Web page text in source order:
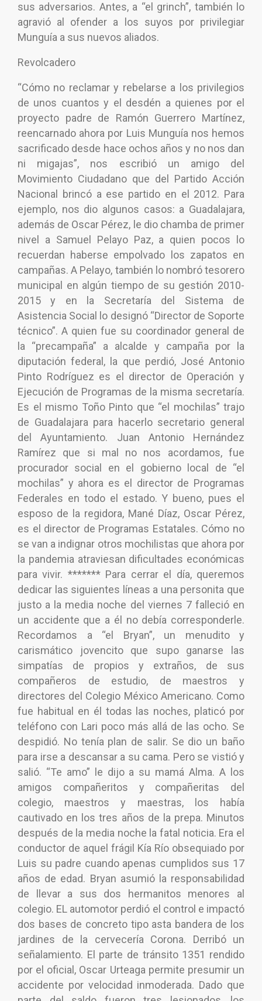
sus adversarios. Antes, a “el grinch”, también lo
agravió al ofender a los suyos por privilegiar
Munguía a sus nuevos aliados.
Revolcadero
“Cómo no reclamar y rebelarse a los privilegios
de unos cuantos y el desdén a quienes por el
proyecto padre de Ramón Guerrero Martínez,
reencarnado ahora por Luis Munguía nos hemos
sacrificado desde hace ochos años y no nos dan
ni migajas”, nos escribió un amigo del
Movimiento Ciudadano que del Partido Acción
Nacional brincó a ese partido en el 2012. Para
ejemplo, nos dio algunos casos: a Guadalajara,
además de Oscar Pérez, le dio chamba de primer
nivel a Samuel Pelayo Paz, a quien pocos lo
recuerdan haberse empolvado los zapatos en
campañas. A Pelayo, también lo nombró tesorero
municipal en algún tiempo de su gestión 2010-
2015 y en la Secretaría del Sistema de
Asistencia Social lo designó “Director de Soporte
técnico”. A quien fue su coordinador general de
la “precampaña” a alcalde y campaña por la
diputación federal, la que perdió, José Antonio
Pinto Rodríguez es el director de Operación y
Ejecución de Programas de la misma secretaría.
Es el mismo Toño Pinto que “el mochilas” trajo
de Guadalajara para hacerlo secretario general
del Ayuntamiento. Juan Antonio Hernández
Ramírez que si mal no nos acordamos, fue
procurador social en el gobierno local de “el
mochilas” y ahora es el director de Programas
Federales en todo el estado. Y bueno, pues el
esposo de la regidora, Mané Díaz, Oscar Pérez,
es el director de Programas Estatales. Cómo no
se van a indignar otros mochilistas que ahora por
la pandemia atraviesan dificultades económicas
para vivir. ******* Para cerrar el día, queremos
dedicar las siguientes líneas a una personita que
justo a la media noche del viernes 7 falleció en
un accidente que a él no debía corresponderle.
Recordamos a “el Bryan”, un menudito y
carismático jovencito que supo ganarse las
simpatías de propios y extraños, de sus
compañeros de estudio, de maestros y
directores del Colegio México Americano. Como
fue habitual en él todas las noches, platicó por
teléfono con Lari poco más allá de las ocho. Se
despidió. No tenía plan de salir. Se dio un baño
para irse a descansar a su cama. Pero se vistió y
salió. “Te amo” le dijo a su mamá Alma. A los
amigos compañeritos y compañeritas del
colegio, maestros y maestras, los había
cautivado en los tres años de la prepa. Minutos
después de la media noche la fatal noticia. Era el
conductor de aquel frágil Kía Río obsequiado por
Luis su padre cuando apenas cumplidos sus 17
años de edad. Bryan asumió la responsabilidad
de llevar a sus dos hermanitos menores al
colegio. EL automotor perdió el control e impactó
dos bases de concreto tipo asta bandera de los
jardines de la cervecería Corona. Derribó un
señalamiento. El parte de tránsito 1351 rendido
por el oficial, Oscar Urteaga permite presumir un
accidente por velocidad inmoderada. Dado que